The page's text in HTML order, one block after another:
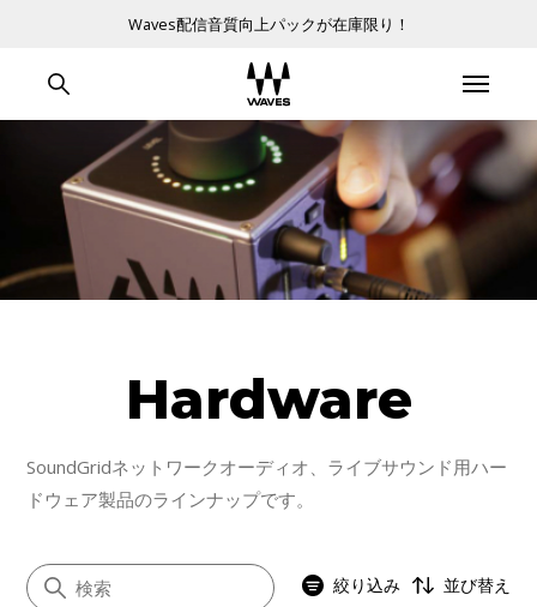
Waves配信音質向上パックが在庫限り！
Hardware
SoundGridネットワークオーディオ、ライブサウンド用ハー
ドウェア製品のラインナップです。
絞り込み 並び替え